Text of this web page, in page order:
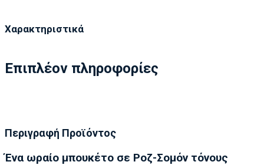
Χαρακτηριστικά
Επιπλέον πληροφορίες
Περιγραφή Προϊόντος
Ένα ωραίο μπουκέτο σε Ροζ-Σομόν τόνους